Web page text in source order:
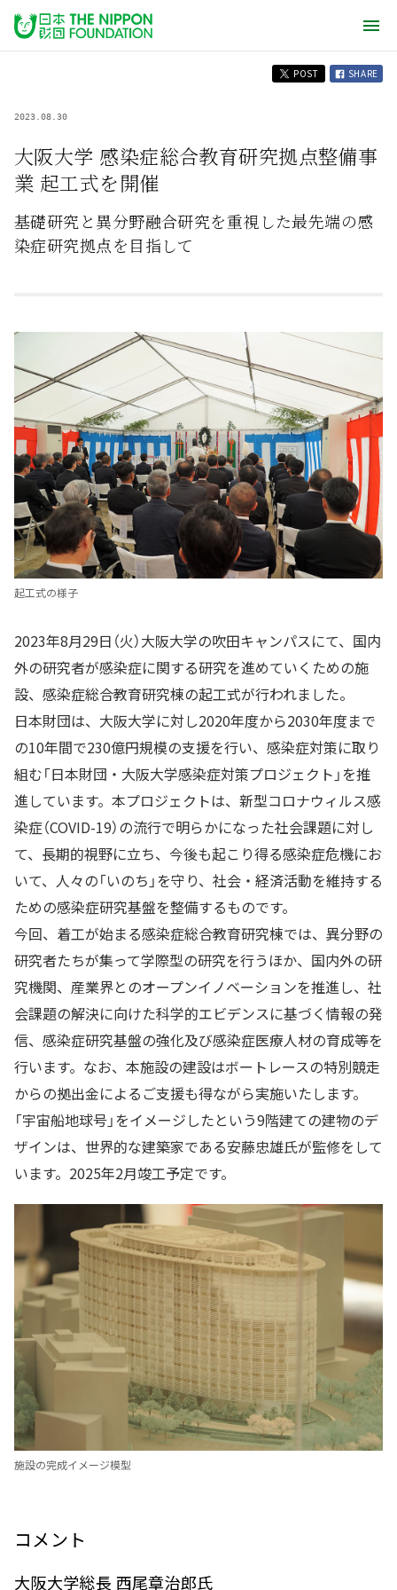
POST SHARE
2023.08.30
大阪大学 感染症総合教育研究拠点整備事
業 起工式を開催
基礎研究と異分野融合研究を重視した最先端の感
染症研究拠点を目指して
起工式の様子
2023年8月29日（火）大阪大学の吹田キャンパスにて、国内
外の研究者が感染症に関する研究を進めていくための施
設、感染症総合教育研究棟の起工式が行われました。
日本財団は、大阪大学に対し2020年度から2030年度まで
の10年間で230億円規模の支援を行い、感染症対策に取り
組む「日本財団・大阪大学感染症対策プロジェクト」を推
進しています。本プロジェクトは、新型コロナウィルス感
染症（COVID-19）の流行で明らかになった社会課題に対し
て、長期的視野に立ち、今後も起こり得る感染症危機にお
いて、人々の「いのち」を守り、社会・経済活動を維持する
ための感染症研究基盤を整備するものです。
今回、着工が始まる感染症総合教育研究棟では、異分野の
研究者たちが集って学際型の研究を行うほか、国内外の研
究機関、産業界とのオープンイノベーションを推進し、社
会課題の解決に向けた科学的エビデンスに基づく情報の発
信、感染症研究基盤の強化及び感染症医療人材の育成等を
行います。なお、本施設の建設はボートレースの特別競走
からの拠出金によるご支援も得ながら実施いたします。
「宇宙船地球号」をイメージしたという9階建ての建物のデ
ザインは、世界的な建築家である安藤忠雄氏が監修をして
います。2025年2月竣工予定です。
施設の完成イメージ模型
コメント
大阪大学総長 西尾章治郎氏